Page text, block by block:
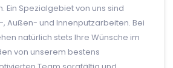
Ein Spezialgebiet von uns sind
Außen- und Innenputzarbeiten. Bei
natürlich stets Ihre Wünsche im
von unserem bestens